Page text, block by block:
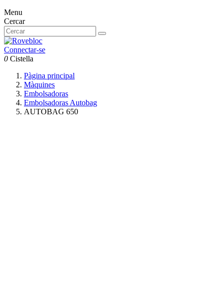
Menu
Cercar
Connectar-se
0 Cistella
Pàgina principal
Màquines
Embolsadoras
Embolsadoras Autobag
AUTOBAG 650